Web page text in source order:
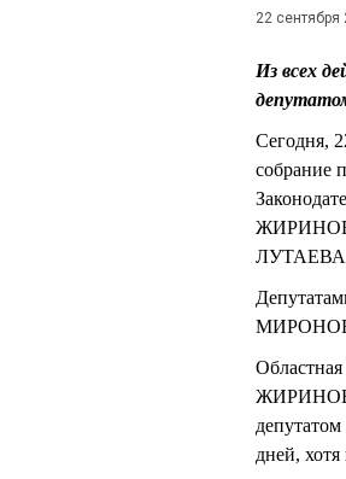
22 сентября
Из всех
Сегодня,
собрание
ЛУТАЕВА
МИРОНОВ
дней,